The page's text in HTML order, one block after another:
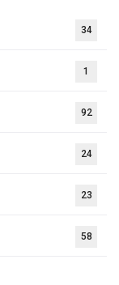
34
1
92
24
23
58